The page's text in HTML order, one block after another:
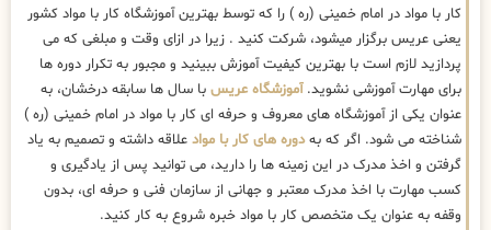
کار با مواد در امام خمینی (ره ) را که توسط بهترینآموزشگاه کار با مواد کشور
یعنی عریس برگزار میشود، شرکت کنید . زیرا در ازای وقت و مبلغی که می
پردازید لازم است با بهترین کیفیت آموزش ببینید و مجبور به تکرار دوره ها
برای مهارت آموزشی نشوید.آموزشگاه عریس با سال ها سابقه درخشان، به
عنوان یکی از آموزشگاه های معروف و حرفه ای کار با مواد در امام خمینی (ره )
شناخته می شود. اگر که بهدوره های کار با مواد علاقه داشته و تصمیم به یاد
گرفتن و اخذ مدرک در این زمینه ها را دارید، می توانید پس از یادگیری و
کسب مهارت با اخذ مدرک معتبر و جهانی از سازمان فنی و حرفه ای، بدون
وقفه به عنوان یک متخصص کار با مواد خبره شروع به کار کنید.